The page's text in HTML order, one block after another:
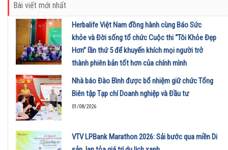
Bài viết mới nhất
Herbalife Việt Nam đồng hành cùng Báo Sức
khỏe và Đời sống tổ chức Cuộc thi “Tôi Khỏe Đẹp
Hơn” lần thứ 5 để khuyến khích mọi người trở
thành phiên bản tốt hơn của chính mình
01/08/2026
Nhà báo Đào Bình được bổ nhiệm giữ chức Tổng
Biên tập Tạp chí Doanh nghiệp và Đầu tư
01/08/2026
VTV LPBank Marathon 2026: Sải bước qua miền Di